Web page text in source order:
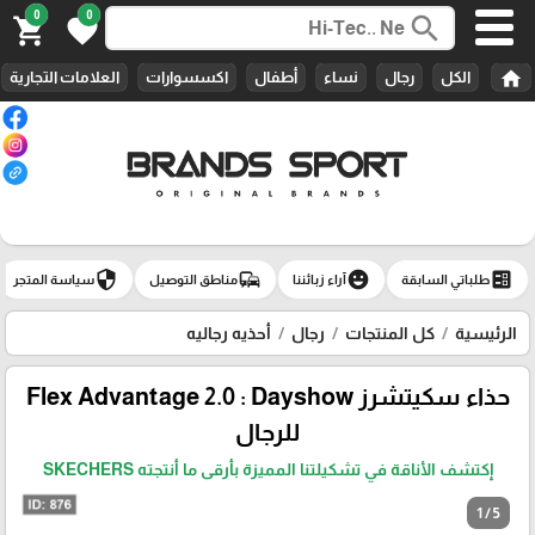
search
0
favorite
0
shopping_cart
home الكل رجال نساء أطفال اكسسوارات العلامات التجارية
ballotطلباتي السابقة emoji_emotionsآراء زبائننا commuteمناطق التوصيل securityسياسة المتجر
الرئيسية كل المنتجات رجال أحذيه رجاليه
حذاء سكيتشرز Flex Advantage 2.0 : Dayshow
للرجال
إكتشف الأناقة في تشكيلتنا المميزة بأرقى ما أنتجته SKECHERS
1 / 5